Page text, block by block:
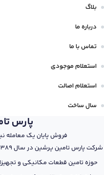
بلاگ
درباره ما
تماس با ما
استعلام موجودی
استعلام اصالت
سال ساخت
پارس
فروش پایان یک معامله
حوزه تامین قطعات مکانیکی و